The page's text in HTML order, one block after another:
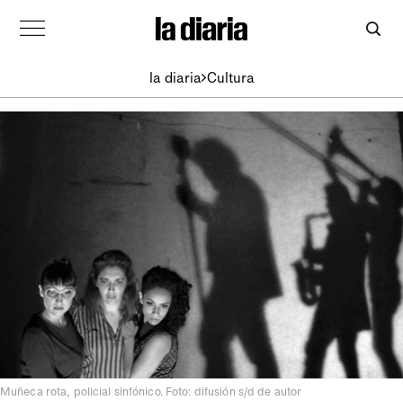
la diaria Cultura
Muñeca rota, policial sinfónico. Foto: difusión s/d de autor